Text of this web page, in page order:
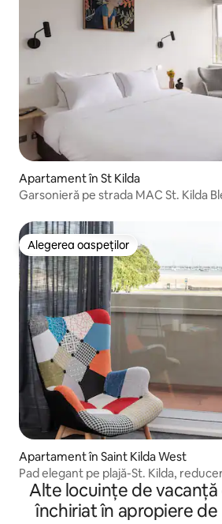
Apartament în St Kilda
Garsonieră pe strada MAC St. Kilda
Alegerea oaspeților
Alegerea oaspeților
Apartament în Saint Kilda West
Pad elegant pe plajă-St. Kilda,
Alte locuințe de
închiriat în apropiere de